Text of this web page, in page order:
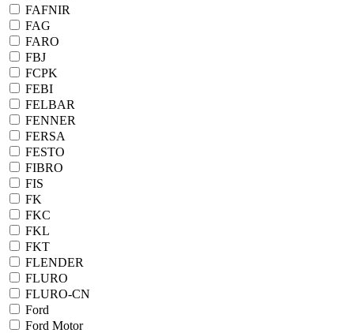
FAFNIR
FAG
FARO
FBJ
FCPK
FEBI
FELBAR
FENNER
FERSA
FESTO
FIBRO
FIS
FK
FKC
FKL
FKT
FLENDER
FLURO
FLURO-CN
Ford
Ford Motor